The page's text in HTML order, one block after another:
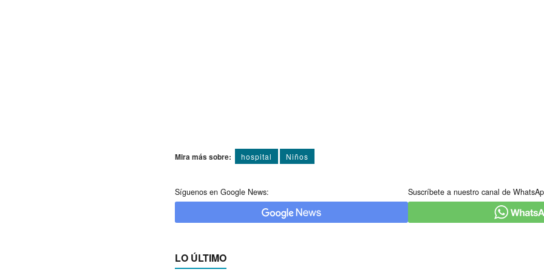
Mira más sobre: hospital Niños
Síguenos en Google News: Suscríbete a nuestro canal de
LO ÚLTIMO